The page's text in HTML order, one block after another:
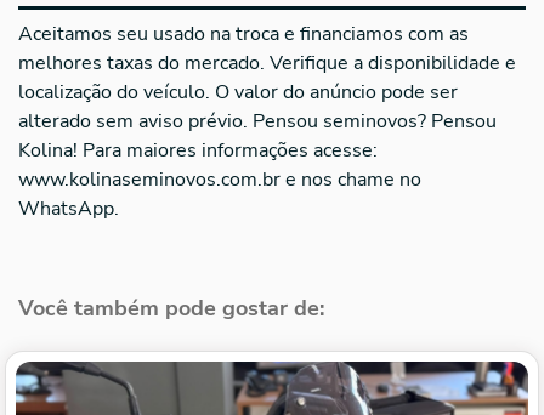
Aceitamos seu usado na troca e financiamos com as
melhores taxas do mercado. Verifique a disponibilidade e
localização do veículo. O valor do anúncio pode ser
alterado sem aviso prévio. Pensou seminovos? Pensou
Kolina! Para maiores informações acesse:
www.kolinaseminovos.com.br e nos chame no
WhatsApp.
Você também pode gostar de: